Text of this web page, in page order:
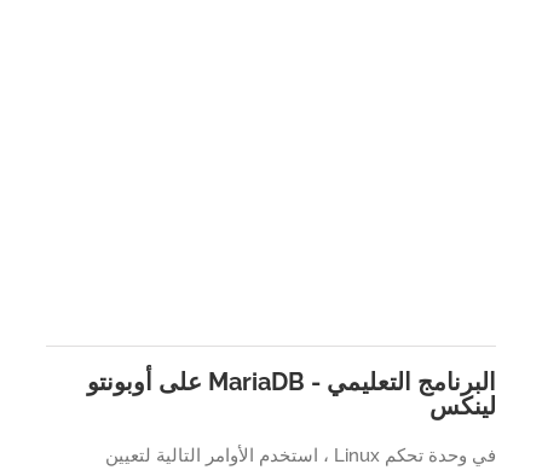
البرنامج التعليمي - MariaDB على أوبونتو
في وحدة تحكم Linux ، استخدم الأوامر التالية لتعيين